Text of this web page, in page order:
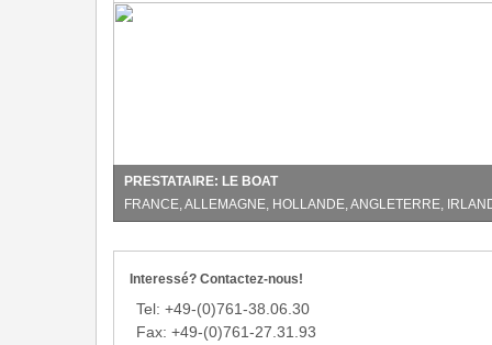
Jusqu'à
chez
Le
PRESTATAIRE: LE BOAT
FRANCE, ALLEMAGNE, HOLLANDE, ANGLETERRE,
Interessé? Contactez-nous!
Tel: +49-(0)761-38.06.30
Fax: +49-(0)761-27.31.93